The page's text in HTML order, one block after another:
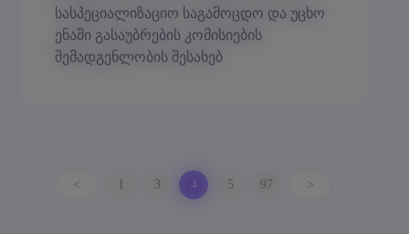
სასპეციალიზაციო საგამოცდო და უცხო
ენაში გასაუბრების კომისიების
შემადგენლობის შესახებ
< 3 4 5 97 >